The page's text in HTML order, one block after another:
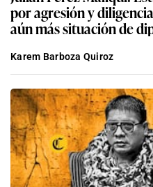
por agresión y
aún más situación de
Karem Barboza Quiroz